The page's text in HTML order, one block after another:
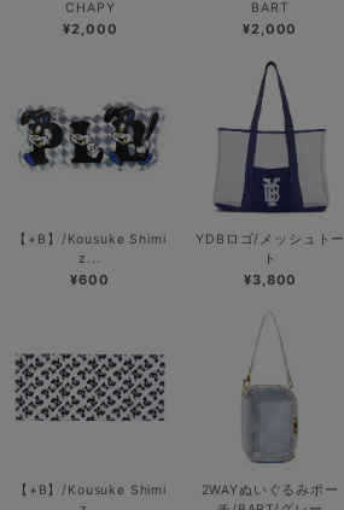
CHAPY
¥2,000
BART
¥2,000
【+B】/Kousuke Shimi
z...
¥600
YDBロゴ/メッシュトー
ト
¥3,800
【+B】/Kousuke Shimi
2WAYぬいぐるみポー